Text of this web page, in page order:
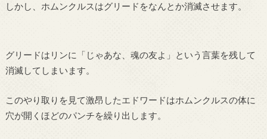
しかし、ホムンクルスはグリードをなんとか消滅させます。
グリードはリンに「じゃあな、魂の友よ」という言葉を残して
消滅してしまいます。
このやり取りを見て激昂したエドワードはホムンクルスの体に
穴が開くほどのパンチを繰り出します。